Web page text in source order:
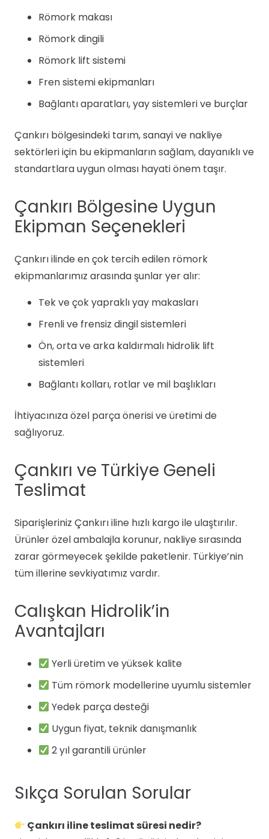
Römork makası
Römork dingili
Römork lift sistemi
Fren sistemi ekipmanları
Bağlantı aparatları, yay sistemleri ve burçlar
Çankırı bölgesindeki tarım, sanayi ve nakliye
sektörleri için bu ekipmanların sağlam, dayanıklı ve
standartlara uygun olması hayati önem taşır.
Çankırı Bölgesine Uygun
Ekipman Seçenekleri
Çankırı ilinde en çok tercih edilen römork
ekipmanlarımız arasında şunlar yer alır:
Tek ve çok yapraklı yay makasları
Frenli ve frensiz dingil sistemleri
Ön, orta ve arka kaldırmalı hidrolik lift
sistemleri
Bağlantı kolları, rotlar ve mil başlıkları
İhtiyacınıza özel parça önerisi ve üretimi de
sağlıyoruz.
Çankırı ve Türkiye Geneli
Teslimat
Siparişleriniz Çankırı iline hızlı kargo ile ulaştırılır.
Ürünler özel ambalajla korunur, nakliye sırasında
zarar görmeyecek şekilde paketlenir. Türkiye’nin
tüm illerine sevkiyatımız vardır.
Calışkan Hidrolik’in
Avantajları
Yerli üretim ve yüksek kalite
Tüm römork modellerine uyumlu sistemler
Yedek parça desteği
Uygun fiyat, teknik danışmanlık
2 yıl garantili ürünler
Sıkça Sorulan Sorular
Çankırı iline teslimat süresi nedir?